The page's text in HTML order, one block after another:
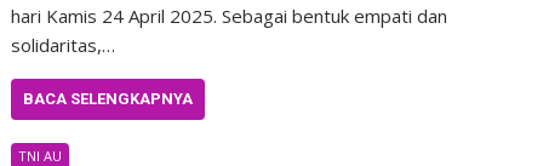
hari Kamis 24 April 2025. Sebagai bentuk empati dan
solidaritas,…
BACA SELENGKAPNYA
TNI AU